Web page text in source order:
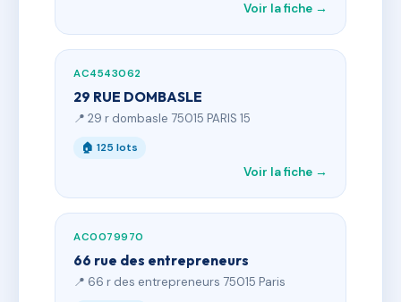
Voir la fiche →
AC4543062
29 RUE DOMBASLE
📍 29 r dombasle 75015 PARIS 15
🏠 125 lots
Voir la fiche →
AC0079970
66 rue des entrepreneurs
📍 66 r des entrepreneurs 75015 Paris